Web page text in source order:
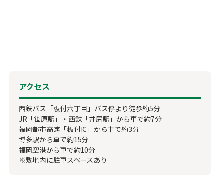
アクセス
西鉄バス「板付六丁目」バス停より徒歩約5分
JR「笹原駅」・西鉄「井尻駅」から車で約7分
福岡都市高速「板付IC」から車で約3分
博多駅から車で約15分
福岡空港から車で約10分
※敷地内に駐車スペースあり